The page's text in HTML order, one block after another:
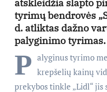
atskleidžia slapto
tyrimų bendrovės
d. atliktas dažno
palyginimo tyrimas.
P alyginus tyrimo
krepšelių kainų
prekybos tinkle „Lidl“ jis